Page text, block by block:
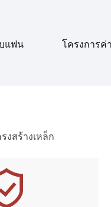
แฟน
โครงการค่
งสร้างเหล็ก